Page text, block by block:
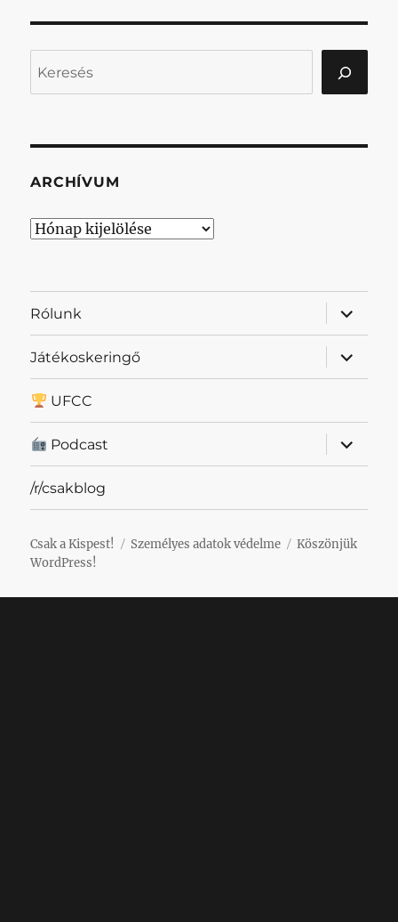
ARCHÍVUM
Archívum
Rólunk
almenü
Játékoskeringő
almenü
UFCC
Podcast
almenü
/r/csakblog
Csak a Kispest! Személyes adatok védelme
Köszönjük
WordPress!